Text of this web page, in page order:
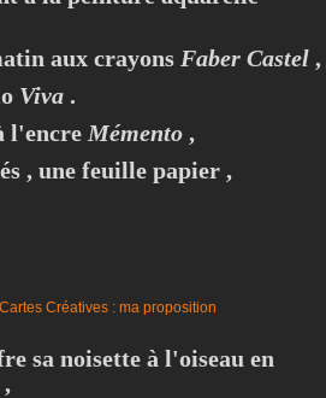
aux crayons Faber Castel ,
Viva .
l'encre Mémento ,
, une feuille papier ,
sa noisette à l'oiseau en
,